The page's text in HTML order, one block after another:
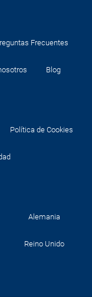
Frecuentes
Blog
Política de Cookies
Alemania
Reino Unido